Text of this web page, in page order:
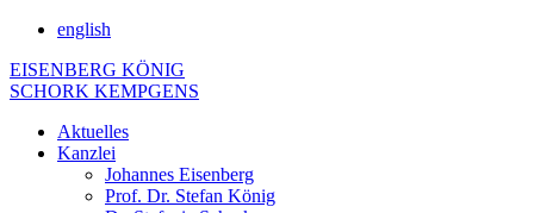
english
EISENBERG KÖNIG
SCHORK KEMPGENS
Aktuelles
Kanzlei
Johannes Eisenberg
Prof. Dr. Stefan König